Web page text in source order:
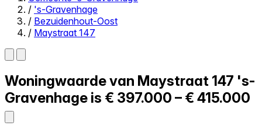
Close menu
Zelf kopen
Alles-in-één
Reviews
/ 's-Gravenhage
/ Bezuidenhout-Oost
/ Maystraat 147
Woningwaarde van Maystraat 147 's-
Gravenhage is € 397.000 – € 415.000